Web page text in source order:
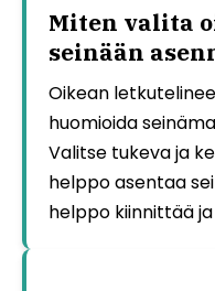
Miten valita
seinään
Oikean
huomioida
Valitse tukeva ja
helppo asentaa
helppo kiinnittää